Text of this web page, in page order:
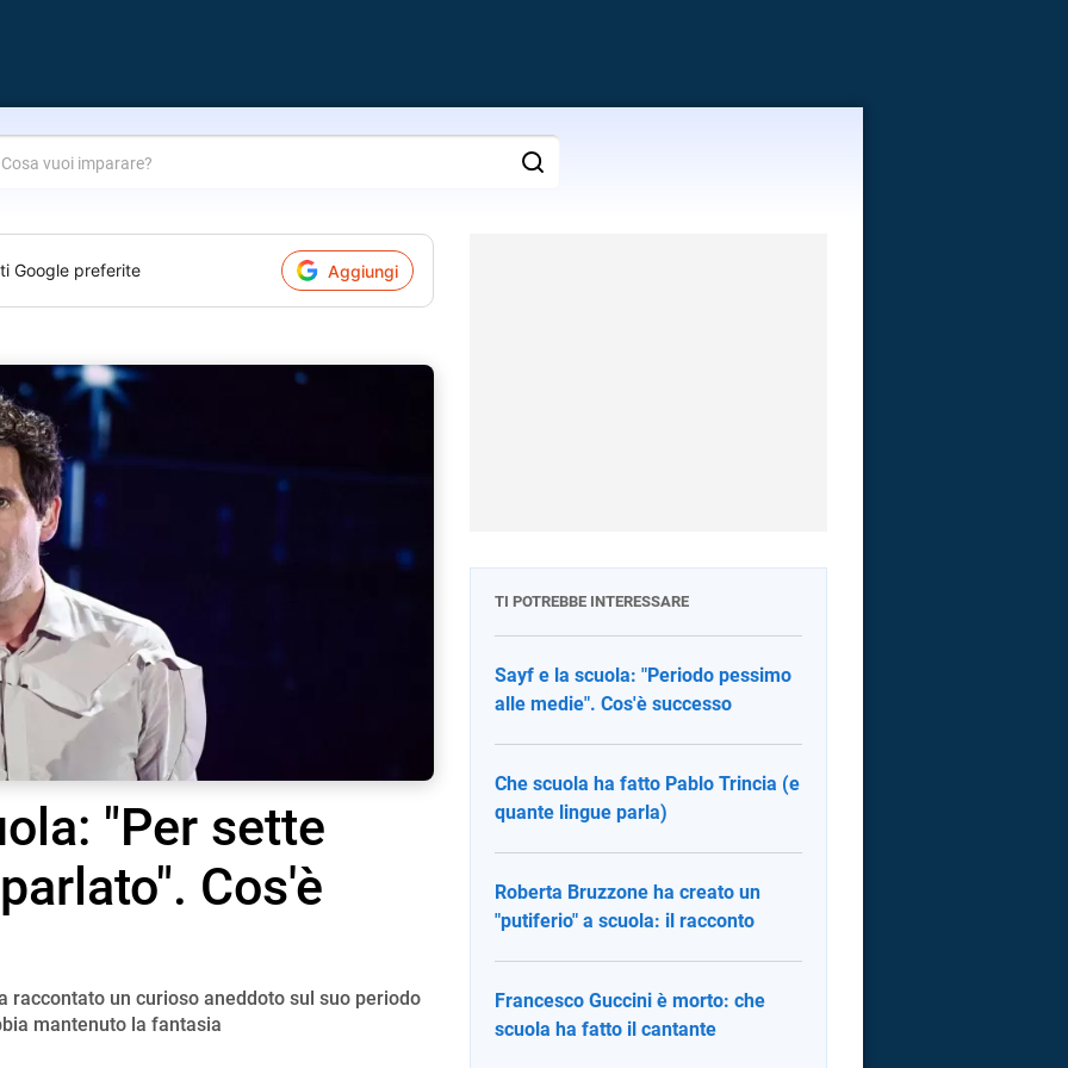
Google preferite Aggiungi
"Per sette
Cos'è
raccontato un curioso aneddoto sul suo periodo
mantenuto la fantasia
TI POTREBBE INTERESSARE
Sayf e la scuola: "Periodo pessimo
alle medie". Cos'è successo
Che scuola ha fatto Pablo Trincia (e
quante lingue parla)
Roberta Bruzzone ha creato un
"putiferio" a scuola: il racconto
Francesco Guccini è morto: che
scuola ha fatto il cantante